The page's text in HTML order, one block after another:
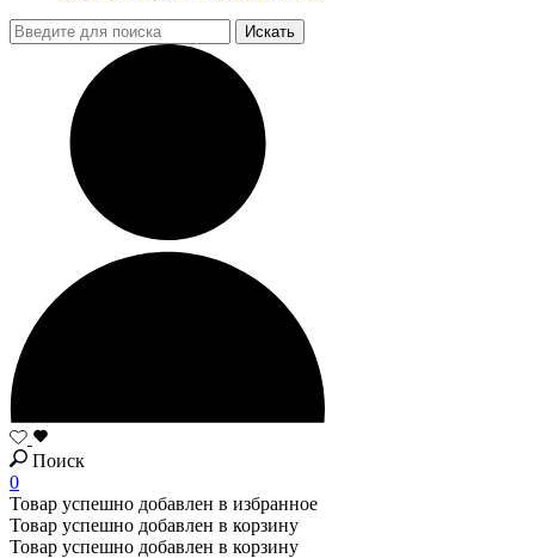
Поиск
0
Товар успешно добавлен в избранное
Товар успешно добавлен в корзину
Товар успешно добавлен в корзину